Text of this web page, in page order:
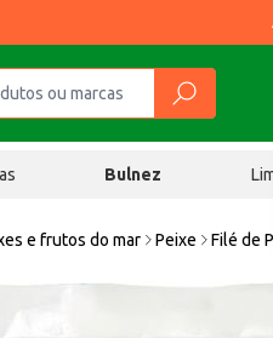
Bulnez
e frutos do mar Peixe Filé de